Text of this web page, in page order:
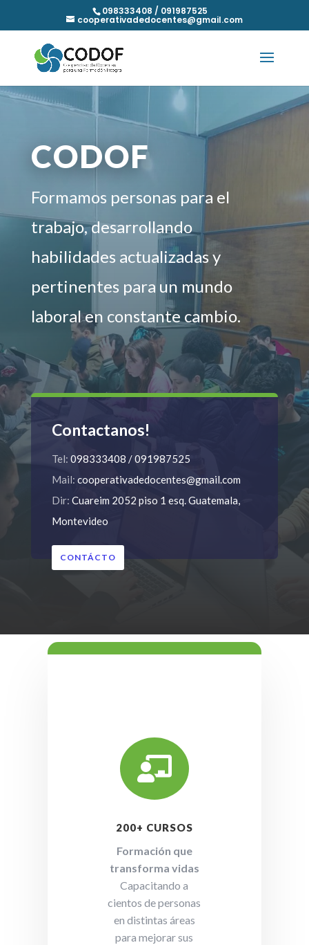
098333408 / 091987525
cooperativadedocentes@gmail.com
CODOF
Formamos personas para el
trabajo, desarrollando
habilidades actualizadas y
pertinentes para un mundo
laboral en constante cambio.
Contactanos!
Tel: 098333408 / 091987525
Mail: cooperativadedocentes@gmail.com
Dir: Cuareim 2052 piso 1 esq. Guatemala,
Montevideo
CONTÁCTO

200+ CURSOS
Formación que
transforma vidas
Capacitando a
cientos de personas
en distintas áreas
para mejorar sus